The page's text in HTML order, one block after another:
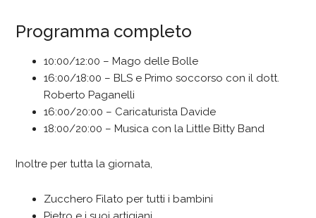
Programma completo
10:00/12:00 – Mago delle Bolle
16:00/18:00 – BLS e Primo soccorso con il dott.
Roberto Paganelli
16:00/20:00 – Caricaturista Davide
18:00/20:00 – Musica con la Little Bitty Band
Inoltre per tutta la giornata,
Zucchero Filato per tutti i bambini